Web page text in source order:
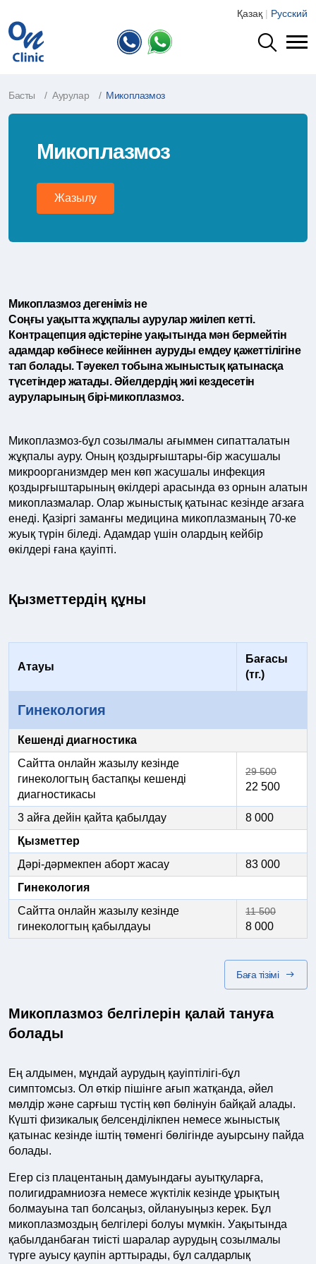
Қазақ | Русский
Басты Аурулар Микоплазмоз
Микоплазмоз
Жазылу
Микоплазмоз дегеніміз не
Соңғы уақытта жұқпалы аурулар жиілеп кетті.
Контрацепция әдістеріне уақытында мән бермейтін
адамдар көбінесе кейіннен ауруды емдеу қажеттілігіне
тап болады. Тәуекел тобына жыныстық қатынасқа
түсетіндер жатады. Әйелдердің жиі кездесетін
ауруларының бірі-микоплазмоз.
Микоплазмоз-бұл созылмалы ағыммен сипатталатын
жұқпалы ауру. Оның қоздырғыштары-бір жасушалы
микроорганизмдер мен көп жасушалы инфекция
қоздырғыштарының өкілдері арасында өз орнын алатын
микоплазмалар. Олар жыныстық қатынас кезінде ағзаға
енеді. Қазіргі заманғы медицина микоплазманың 70-ке
жуық түрін біледі. Адамдар үшін олардың кейбір
өкілдері ғана қауіпті.
Қызметтердің құны
Атауы
Бағасы
(тг.)
Гинекология
Кешенді диагностика
Сайтта онлайн жазылу кезінде
гинекологтың бастапқы кешенді
диагностикасы
29 500
22 500
3 айға дейін қайта қабылдау
8 000
Қызметтер
Дәрі-дәрмекпен аборт жасау
83 000
Гинекология
Сайтта онлайн жазылу кезінде
гинекологтың қабылдауы
11 500
8 000
Баға тізімі
Микоплазмоз белгілерін қалай тануға
болады
Ең алдымен, мұндай аурудың қауіптілігі-бұл
симптомсыз. Ол өткір пішінге ағып жатқанда, әйел
мөлдір және сарғыш түстің көп бөлінуін байқай алады.
Күшті физикалық белсенділікпен немесе жыныстық
қатынас кезінде іштің төменгі бөлігінде ауырсыну пайда
болады.
Егер сіз плацентаның дамуындағы ауытқуларға,
полигидрамниозға немесе жүктілік кезінде ұрықтың
болмауына тап болсаңыз, ойлануыңыз керек. Бұл
микоплазмоздың белгілері болуы мүмкін. Уақытында
қабылданбаған тиісті шаралар аурудың созылмалы
түрге ауысу қаупін арттырады, бұл салдарлық